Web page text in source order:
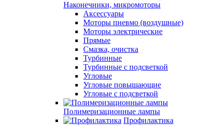
Наконечники, микромоторы
Аксессуары
Моторы пневмо (воздушные)
Моторы электрические
Прямые
Смазка, очистка
Турбинные
Турбинные с подсветкой
Угловые
Угловые повышающие
Угловые с подсветкой
Полимеризационные лампы
Профилактика